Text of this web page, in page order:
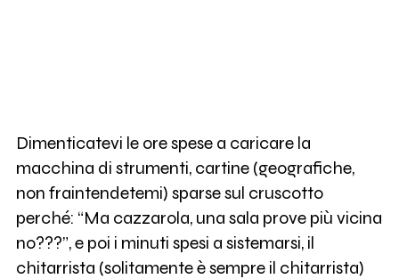
Dimenticatevi le ore spese a caricare la
macchina di strumenti, cartine (geografiche,
non fraintendetemi) sparse sul cruscotto
perché: “Ma cazzarola, una sala prove più vicina
no???”, e poi i minuti spesi a sistemarsi, il
chitarrista (solitamente è sempre il chitarrista)